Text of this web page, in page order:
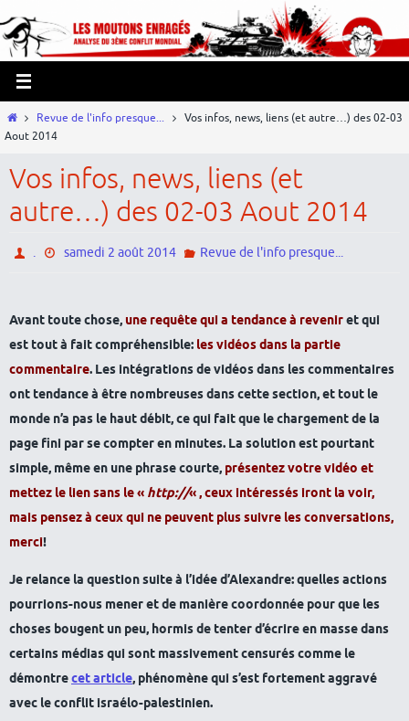
vers
le
contenu
HomeRevue de l'info presque...
Vos infos, news, liens (et autre…) des 02-03
Aout 2014
Vos infos, news, liens (et
autre…) des 02-03 Aout 2014
. samedi 2 août 2014 Revue de l'info presque...
Avant toute chose, une requête qui a tendance à reveniret qui
est tout à fait compréhensible: les vidéos dans la partie
commentaire. Les intégrations de vidéos dans les commentaires
ont tendance à être nombreuses dans cette section, et tout le
monde n’a pas le haut débit, ce qui fait que le chargement de la
page fini par se compter en minutes. La solution est pourtant
simple, même en une phrase courte, présentez votre vidéo et
mettez le lien sans le « http://« , ceux intéressés iront la voir,
mais pensez à ceux qui ne peuvent plus suivre les conversations,
merci!
Je relance la question suite à l’idée d’Alexandre: quelles actions
pourrions-nous mener et de manière coordonnée pour que les
choses bougent un peu, hormis de tenter d’écrire en masse dans
certains médias qui sont massivement censurés comme le
démontrecet article, phénomène qui s’est fortement aggravé
avec le conflit israélo-palestinien.